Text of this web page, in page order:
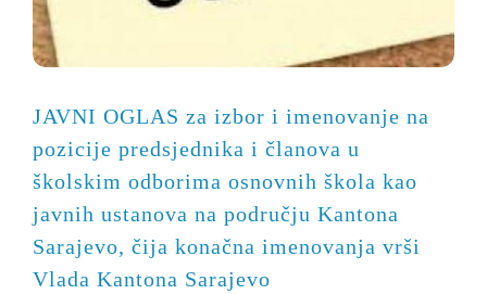
JAVNI OGLAS za izbor i imenovanje na
pozicije predsjednika i članova u
školskim odborima osnovnih škola kao
javnih ustanova na području Kantona
Sarajevo, čija konačna imenovanja vrši
Vlada Kantona Sarajevo